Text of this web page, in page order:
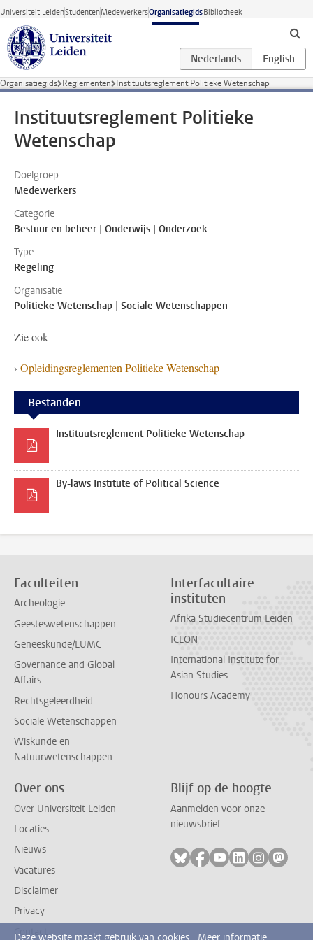
Ga direct naar de inhoud
Universiteit LeidenStudentenMedewerkersOrganisatiegidsBibliotheek
Organisatiegids Reglementen Instituutsreglement Politieke Wetenschap
Instituutsreglement Politieke
Wetenschap
Doelgroep
Medewerkers
Categorie
Bestuur en beheer | Onderwijs | Onderzoek
Type
Regeling
Organisatie
Politieke Wetenschap | Sociale Wetenschappen
Zie ook
› Opleidingsreglementen Politieke Wetenschap
Bestanden
Instituutsreglement Politieke Wetenschap
By-laws Institute of Political Science
Faculteiten
Archeologie
Geesteswetenschappen
Geneeskunde/LUMC
Governance and Global
Affairs
Rechtsgeleerdheid
Sociale Wetenschappen
Wiskunde en
Natuurwetenschappen
Interfacultaire
instituten
Afrika Studiecentrum Leiden
ICLON
International Institute for
Asian Studies
Honours Academy
Over ons
Over Universiteit Leiden
Locaties
Nieuws
Vacatures
Disclaimer
Privacy
Contact
Blijf op de hoogte
Aanmelden voor onze
nieuwsbrief
Volg ons op bluesky
Volg ons op facebook
Volg ons op
Volg ons op
Volg ons
Volg